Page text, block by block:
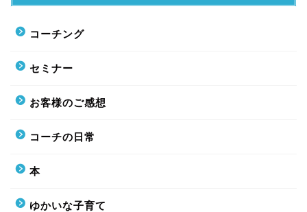
コーチング
セミナー
お客様のご感想
コーチの日常
本
ゆかいな子育て